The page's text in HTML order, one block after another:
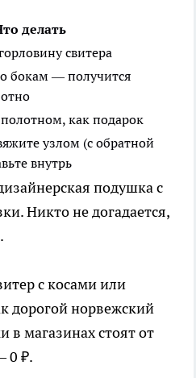
делать
свитера
бокам — получится
как подарок
узлом (с обратной
внутрь
подушка с
Никто не догадается,
с косами или
дорогой норвежский
в магазинах стоят от
0 ₽.